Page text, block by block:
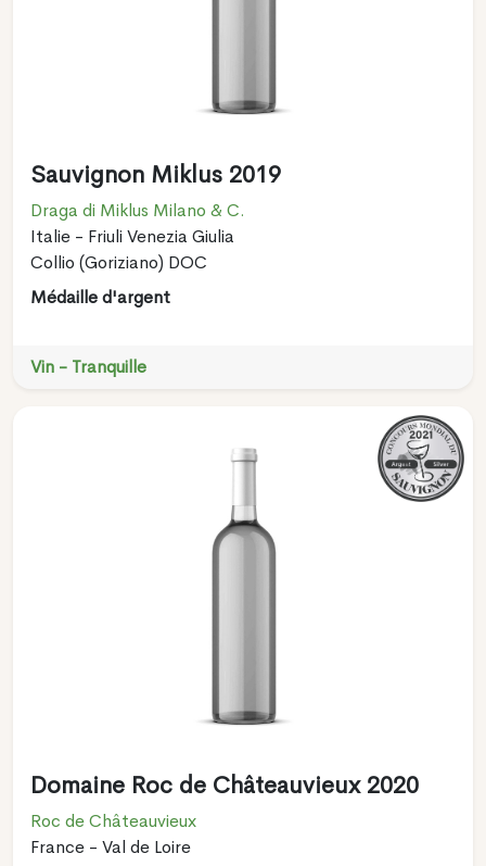
Sauvignon Miklus 2019
Draga di Miklus Milano & C.
Italie - Friuli Venezia Giulia
Collio (Goriziano) DOC
Médaille d'argent
Vin - Tranquille
Domaine Roc de Châteauvieux 2020
Roc de Châteauvieux
France - Val de Loire